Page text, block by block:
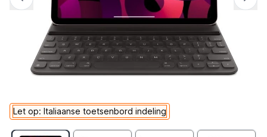
Let op: Italiaanse toetsenbord indeling